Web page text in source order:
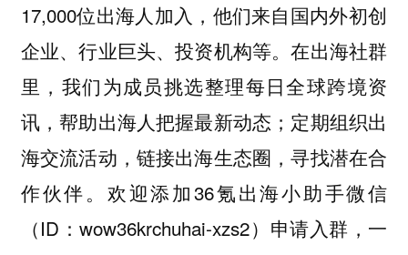
17,000位出海人加入，他们来自国内外初创
企业、行业巨头、投资机构等。在出海社群
里，我们为成员挑选整理每日全球跨境资
讯，帮助出海人把握最新动态；定期组织出
海交流活动，链接出海生态圈，寻找潜在合
作伙伴。欢迎添加36氪出海小助手微信
（ID：wow36krchuhai-xzs2）申请入群，一